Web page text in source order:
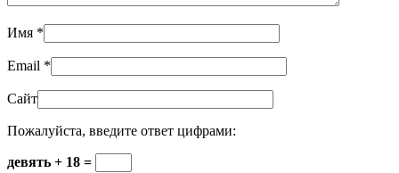
Имя *
Email *
Сайт
Пожалуйста, введите ответ цифрами:
девять + 18 =